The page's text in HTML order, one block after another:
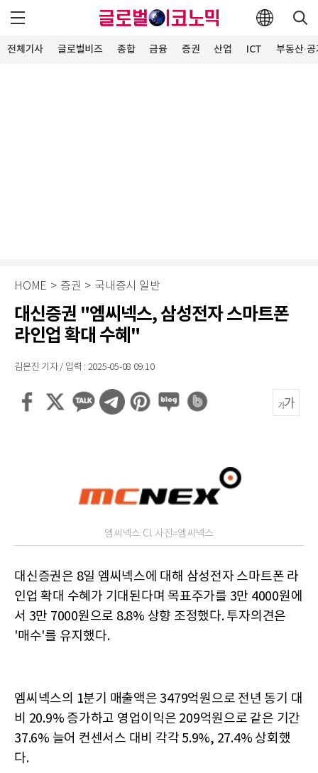
전체기사 글로벌비즈 종합 금융 증권 산업 ICT 부동산·
HOME > 증권 > 국내증시 일반
대신증권 "엠씨넥스, 삼성전자 스마트폰
라인업 확대 수혜"
김은진 기자 / 입력 : 2025-05-08 09:10
엠씨넥스 CI. 사진=엠씨넥스
대신증권은 8일 엠씨넥스에 대해 삼성전자 스마트폰 라
인업 확대 수혜가 기대된다며 목표주가를 3만 4000원에
서 3만 7000원으로 8.8% 상향 조정했다. 투자의견은
'매수'를 유지했다.
엠씨넥스의 1분기 매출액은 3479억원으로 전년 동기 대
비 20.9% 증가하고 영업이익은 209억원으로 같은 기간
37.6% 늘어 컨센서스 대비 각각 5.9%, 27.4% 상회했
다.